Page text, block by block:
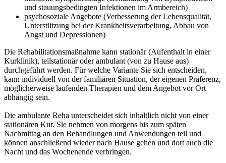
und stauungsbedingten Infektionen im Armbereich)
psychosoziale Angebote (Verbesserung der Lebensqualität,
Unterstützung bei der Krankheitsverarbeitung, Abbau von
Angst und Depressionen)
Die Rehabilitationsmaßnahme kann stationär (Aufenthalt in einer
Kurklinik), teilstationär oder ambulant (von zu Hause aus)
durchgeführt werden. Für welche Variante Sie sich entscheiden,
kann individuell von der familiären Situation, der eigenen Präferenz,
möglicherweise laufenden Therapien und dem Angebot vor Ort
abhängig sein.
Die ambulante Reha unterscheidet sich inhaltlich nicht von einer
stationären Kur. Sie nehmen von morgens bis zum späten
Nachmittag an den Behandlungen und Anwendungen teil und
können anschließend wieder nach Hause gehen und dort auch die
Nacht und das Wochenende verbringen.